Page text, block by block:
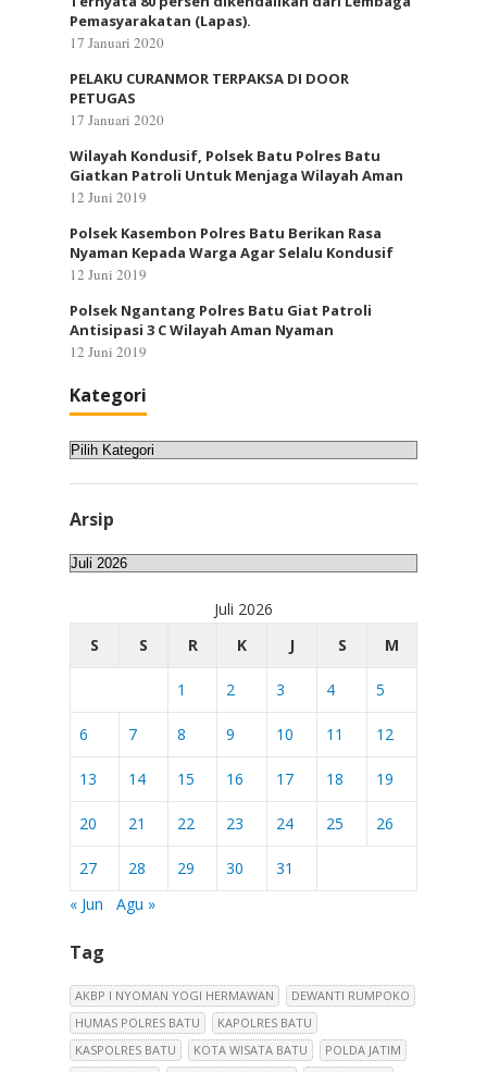
Pemasyarakatan (Lapas).
17 Januari 2020
PELAKU CURANMOR TERPAKSA DI DOOR
PETUGAS
17 Januari 2020
Wilayah Kondusif, Polsek Batu Polres Batu
Giatkan Patroli Untuk Menjaga Wilayah Aman
12 Juni 2019
Polsek Kasembon Polres Batu Berikan Rasa
Nyaman Kepada Warga Agar Selalu Kondusif
12 Juni 2019
Polsek Ngantang Polres Batu Giat Patroli
Antisipasi 3 C Wilayah Aman Nyaman
12 Juni 2019
Kategori
Kategori
Arsip
Arsip
Juli 2026
S
S R K J S M
1 2 3 4 5
6 7 8 9 10 11 12
13 14 15 16 17 18 19
20 21 22 23 24 25 26
27 28 29 30
31
« Jun
Agu »
Tag
AKBP I NYOMAN YOGI HERMAWAN
DEWANTI RUMPOKO
HUMAS POLRES BATU
KAPOLRES BATU
KASPOLRES BATU
KOTA WISATA BATU
POLDA JATIM